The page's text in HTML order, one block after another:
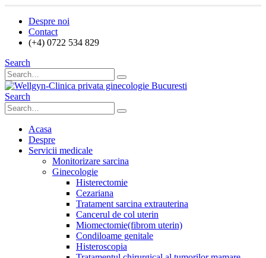
Despre noi
Contact
(+4) 0722 534 829
Search
Search
Acasa
Despre
Servicii medicale
Monitorizare sarcina
Ginecologie
Histerectomie
Cezariana
Tratament sarcina extrauterina
Cancerul de col uterin
Miomectomie(fibrom uterin)
Condiloame genitale
Histeroscopia